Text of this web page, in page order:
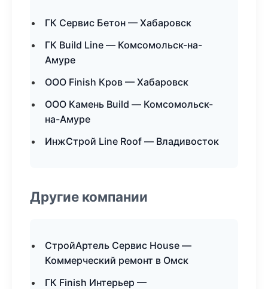
ГК Сервис Бетон — Хабаровск
ГК Build Line — Комсомольск-на-
Амуре
ООО Finish Кров — Хабаровск
ООО Камень Build — Комсомольск-
на-Амуре
ИнжСтрой Line Roof — Владивосток
Другие компании
СтройАртель Сервис House —
Коммерческий ремонт в Омск
ГК Finish Интерьер —